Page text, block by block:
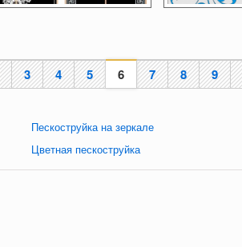
3 4 5 6 7 8 9
Пескоструйка на зеркале
Цветная пескоструйка